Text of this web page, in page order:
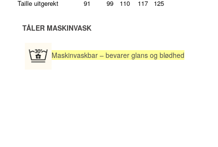
Taille uitgerekt
91 99 110 117 125
TÅLER MASKINVASK
Maskinvaskbar – bevarer glans og blødhed